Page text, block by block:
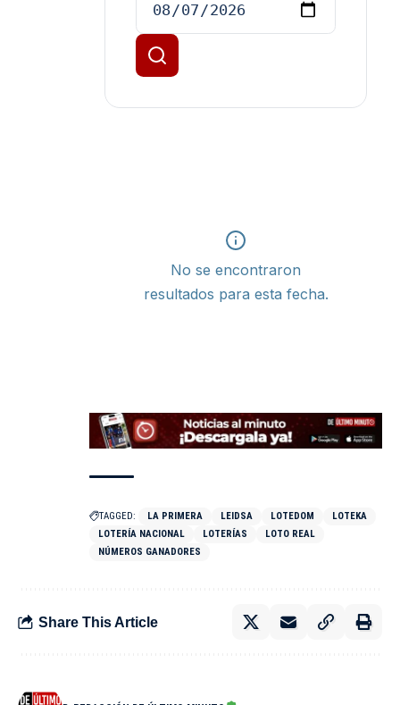
No se encontraron
resultados para esta fecha.
TAGGED: LA PRIMERA LEIDSA LOTEDOM
LOTEKA
LOTERÍA NACIONAL
LOTERÍAS
LOTO REAL
NÚMEROS GANADORES
Share This Article